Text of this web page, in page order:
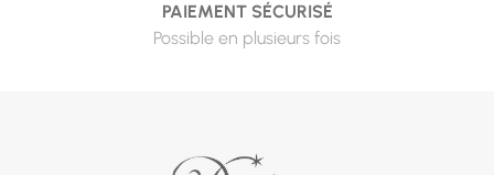
PAIEMENT SÉCURISÉ
Possible en plusieurs fois